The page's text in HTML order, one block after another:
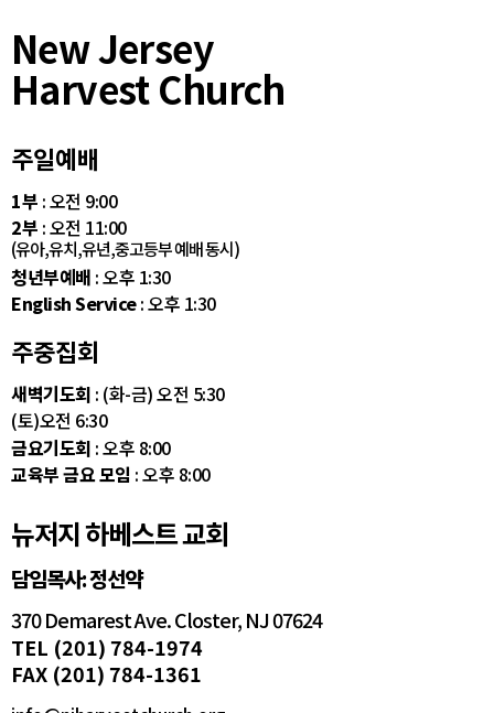
New Jersey
Harvest Church
주일예배
1부 : 오전 9:00
2부 : 오전 11:00
(유아,유치,유년,중고등부 예배 동시)
청년부예배 : 오후 1:30
English Service: 오후 1:30
주중집회
새벽기도회 : (화-금) 오전 5:30
(토)오전 6:30
금요기도회 : 오후 8:00
교육부 금요 모임 : 오후 8:00
뉴저지 하베스트 교회
담임목사: 정선약
370 Demarest Ave. Closter, NJ 07624
TEL (201) 784-1974
FAX (201) 784-1361